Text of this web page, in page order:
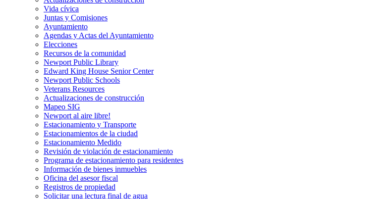
Vida cívica
Juntas y Comisiones
Ayuntamiento
Agendas y Actas del Ayuntamiento
Elecciones
Recursos de la comunidad
Newport Public Library
Edward King House Senior Center
Newport Public Schools
Veterans Resources
Actualizaciones de construcción
Mapeo SIG
Newport al aire libre!
Estacionamiento y Transporte
Estacionamientos de la ciudad
Estacionamiento Medido
Revisión de violación de estacionamiento
Programa de estacionamiento para residentes
Información de bienes inmuebles
Oficina del asesor fiscal
Registros de propiedad
Solicitar una lectura final de agua